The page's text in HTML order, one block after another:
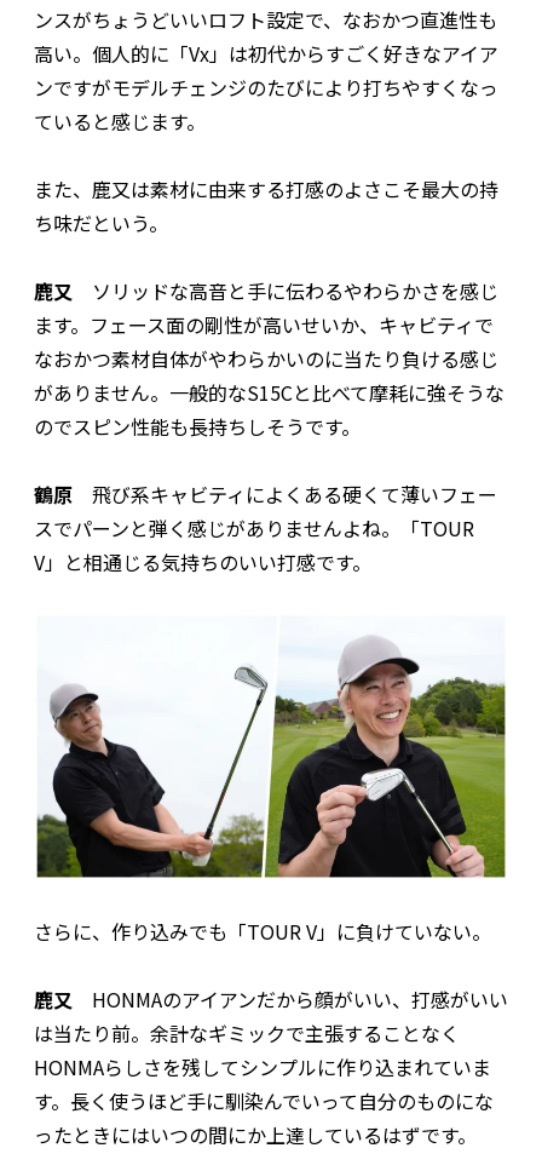
ンスがちょうどいいロフト設定で、なおかつ直進性も
高い。個人的に「Vx」は初代からすごく好きなアイア
ンですがモデルチェンジのたびにより打ちやすくなっ
ていると感じます。
また、鹿又は素材に由来する打感のよさこそ最大の持
ち味だという。
鹿又 ソリッドな高音と手に伝わるやわらかさを感じ
ます。フェース面の剛性が高いせいか、キャビティで
なおかつ素材自体がやわらかいのに当たり負ける感じ
がありません。一般的なS15Cと比べて摩耗に強そうな
のでスピン性能も長持ちしそうです。
鶴原 飛び系キャビティによくある硬くて薄いフェー
スでパーンと弾く感じがありませんよね。「TOUR
V」と相通じる気持ちのいい打感です。
さらに、作り込みでも「TOUR V」に負けていない。
鹿又 HONMAのアイアンだから顔がいい、打感がいい
は当たり前。余計なギミックで主張することなく
HONMAらしさを残してシンプルに作り込まれていま
す。長く使うほど手に馴染んでいって自分のものにな
ったときにはいつの間にか上達しているはずです。